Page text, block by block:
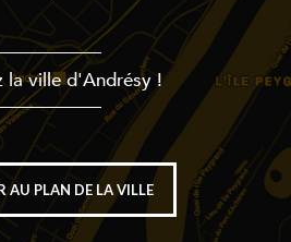
la ville d'Andrésy !
AU PLAN DE LA VILLE